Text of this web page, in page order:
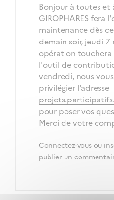
Bonjour à toutes et
GIROPHARES fera
maintenance dès
demain soir, jeudi
opération touchera
l'outil de
vendredi, nous
privilégier l'adresse
pour poser vos
Merci de votre
Connectez-vousou
publier un